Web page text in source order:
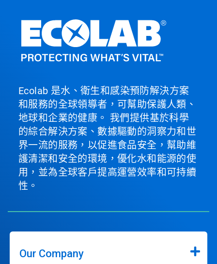
Ecolab 是水、衛生和感染預防解決方案
和服務的全球領導者，可幫助保護人類、
地球和企業的健康。 我們提供基於科學
的綜合解決方案、數據驅動的洞察力和世
界一流的服務，以促進食品安全，幫助維
護清潔和安全的環境，優化水和能源的使
用，並為全球客戶提高運營效率和可持續
性。
Our Company